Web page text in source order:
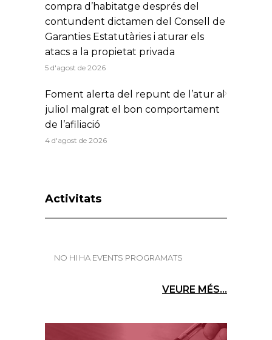
compra d’habitatge després del
contundent dictamen del Consell de
Garanties Estatutàries i aturar els
atacs a la propietat privada
5 d'agost de 2026
Foment alerta del repunt de l’atur al
juliol malgrat el bon comportament
de l’afiliació
4 d'agost de 2026
Activitats
NO HI HA EVENTS PROGRAMATS
VEURE MÉS...